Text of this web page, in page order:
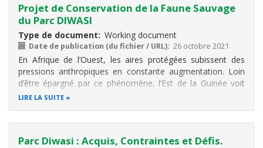
Projet de Conservation de la Faune Sauvage
du Parc DIWASI
Type de document Working document
Date de publication (du fichier / URL) 26 octobre 2021
En Afrique de l’Ouest, les aires protégées subissent des
pressions anthropiques en constante augmentation. Loin
d’être épargné par ce phénomène, l’Est de la Guinée voit
son milieu naturel se dégrader jour après jour.
Toutefois, il y subsiste encore un espace presque intact : le
Parc DIWASI(104
LIRE LA SUITE
Parc Diwasi : Acquis, Contraintes et Défis.